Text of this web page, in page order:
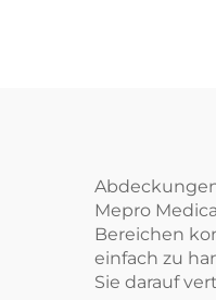
Mepro
Bereichen
einfach zu
Sie darauf